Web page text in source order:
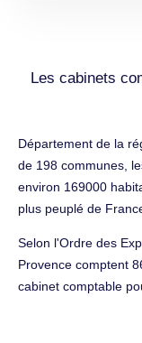
Les cabinets
Département de la
de 198 communes,
environ 169000
plus peuplé de
Selon l'Ordre des
Provence comptent
cabinet comptable